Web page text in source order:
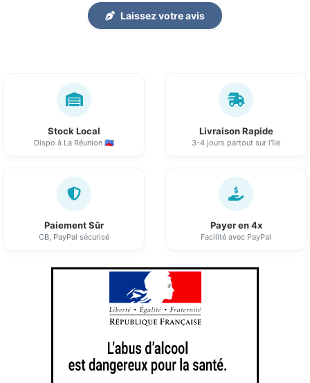
Laissez votre avis
Stock Local
Dispo à La Réunion 🇷🇪
Livraison Rapide
3-4 jours partout sur l'île
Paiement Sûr
CB, PayPal sécurisé
Payer en 4x
Facilité avec PayPal